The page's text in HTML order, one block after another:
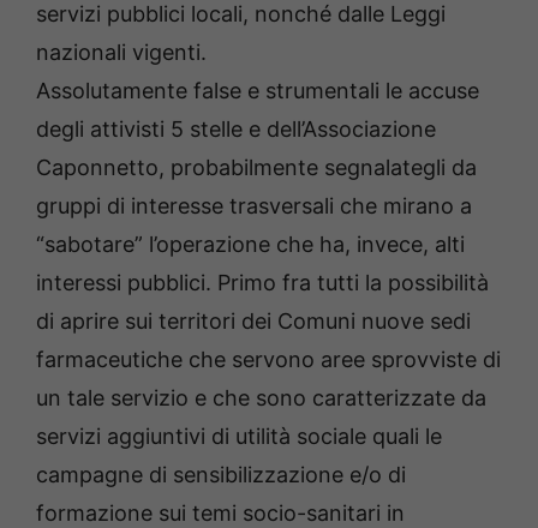
servizi pubblici locali, nonché dalle Leggi
nazionali vigenti.
Assolutamente false e strumentali le accuse
degli attivisti 5 stelle e dell’Associazione
Caponnetto, probabilmente segnalategli da
gruppi di interesse trasversali che mirano a
“sabotare” l’operazione che ha, invece, alti
interessi pubblici. Primo fra tutti la possibilità
di aprire sui territori dei Comuni nuove sedi
farmaceutiche che servono aree sprovviste di
un tale servizio e che sono caratterizzate da
servizi aggiuntivi di utilità sociale quali le
campagne di sensibilizzazione e/o di
formazione sui temi socio-sanitari in